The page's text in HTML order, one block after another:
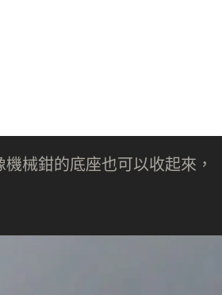
械鉗的底座也可以收起來，